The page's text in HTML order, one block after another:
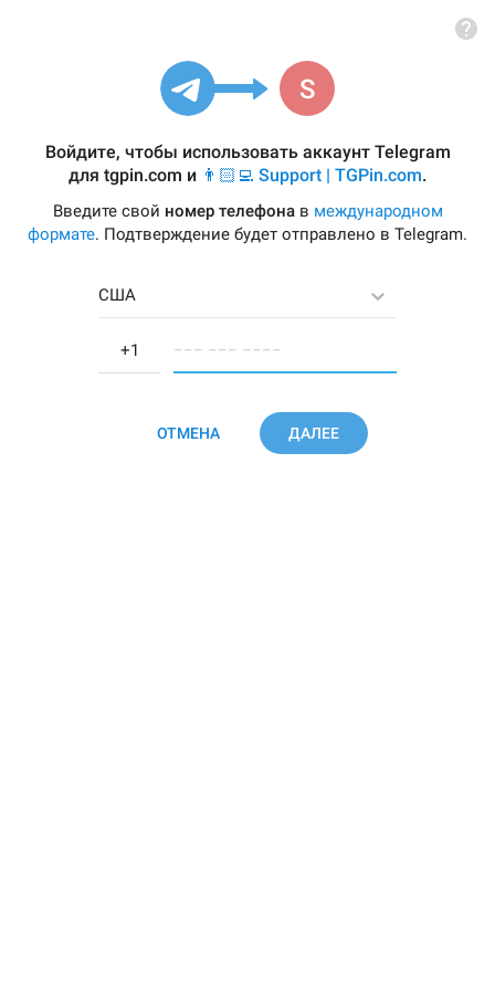
Войдите, чтобы использовать аккаунт Telegram
для tgpin.com и 👨🏻‍💻 Support | TGPin.com.
Введите свой номер телефонав международном
формате. Подтверждение будет отправлено в Telegram.
США
−−− −−− −−−−
ОТМЕНА ДАЛЕЕ